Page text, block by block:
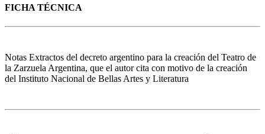
FICHA TÉCNICA
Notas Extractos del decreto argentino para la creación del Teatro de
la Zarzuela Argentina, que el autor cita con motivo de la creación
del Instituto Nacional de Bellas Artes y Literatura